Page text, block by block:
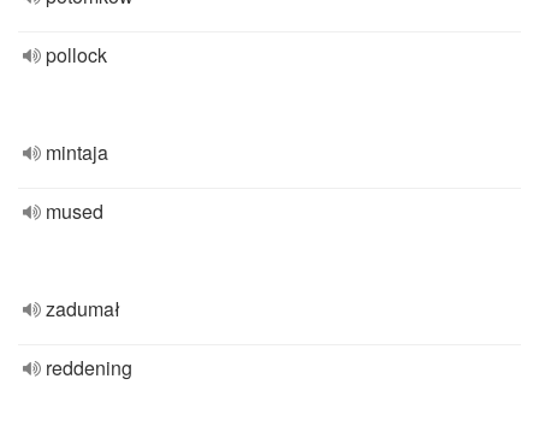
pollock
mintaja
mused
zadumał
reddening